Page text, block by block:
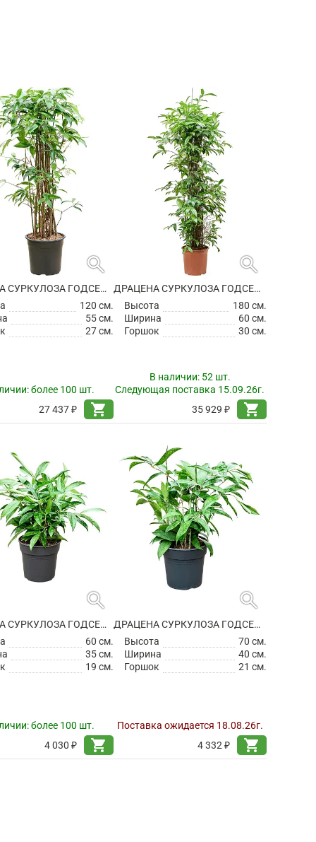
search
ДРАЦЕНА СУРКУЛОЗА ГОДСЕФА
120 см.
55 см.
27 см.
более 100 шт.
27 437 ₽
shopping_cart
search
ДРАЦЕНА СУРКУЛОЗА ГОДСЕФА
Высота
180 см.
Ширина
60 см.
Горшок
30 см.
В наличии: 52 шт.
Следующая поставка 15.09.26г.
35 929 ₽
shopping_cart
search
ДРАЦЕНА СУРКУЛОЗА ГОДСЕФА
60 см.
35 см.
19 см.
более 100 шт.
4 030 ₽
shopping_cart
search
ДРАЦЕНА СУРКУЛОЗА ГОДСЕФА
Высота
70 см.
Ширина
40 см.
Горшок
21 см.
Поставка ожидается 18.08.26г.
4 332 ₽
shopping_cart